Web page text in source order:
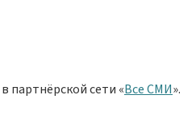
партнёрской сети «Все СМИ».